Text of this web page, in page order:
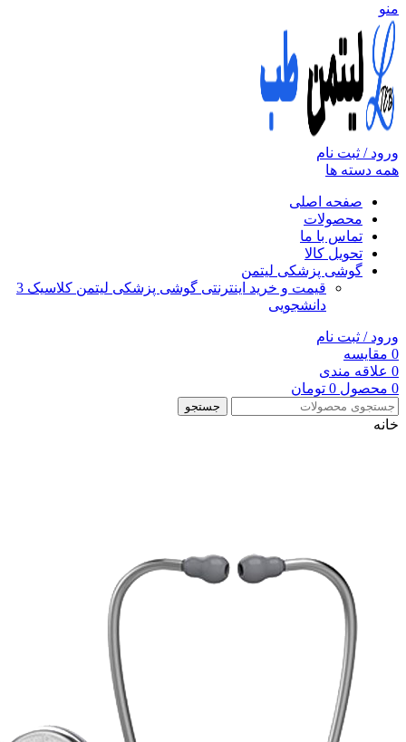
منو
ورود / ثبت نام
همه دسته ها
صفحه اصلی
محصولات
تماس با ما
تحویل کالا
گوشی پزشکی لیتمن
قیمت و خرید اینترنتی گوشی پزشکی لیتمن کلاسیک 3
دانشجویی
ورود / ثبت نام
0 مقایسه
0 علاقه مندی
0 محصول 0 تومان
جستجو
خانه